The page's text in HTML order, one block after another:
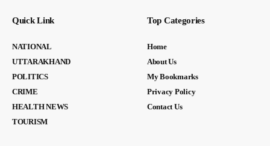
Quick Link
NATIONAL
UTTARAKHAND
POLITICS
CRIME
HEALTH NEWS
TOURISM
Top Categories
Home
About Us
My Bookmarks
Privacy Policy
Contact Us